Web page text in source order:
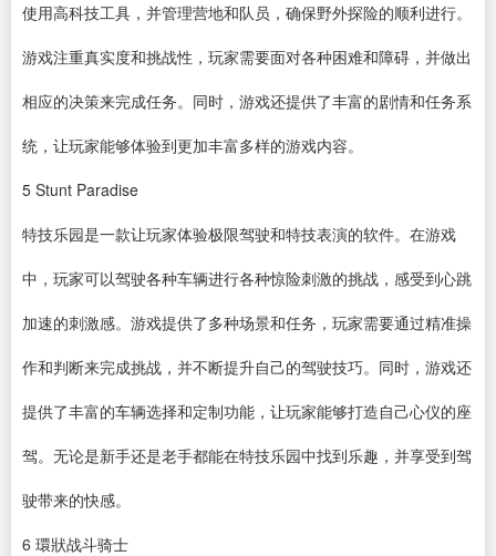
使用高科技工具，并管理营地和队员，确保野外探险的顺利进行。
游戏注重真实度和挑战性，玩家需要面对各种困难和障碍，并做出
相应的决策来完成任务。同时，游戏还提供了丰富的剧情和任务系
统，让玩家能够体验到更加丰富多样的游戏内容。
5 Stunt Paradise
特技乐园是一款让玩家体验极限驾驶和特技表演的软件。在游戏
中，玩家可以驾驶各种车辆进行各种惊险刺激的挑战，感受到心跳
加速的刺激感。游戏提供了多种场景和任务，玩家需要通过精准操
作和判断来完成挑战，并不断提升自己的驾驶技巧。同时，游戏还
提供了丰富的车辆选择和定制功能，让玩家能够打造自己心仪的座
驾。无论是新手还是老手都能在特技乐园中找到乐趣，并享受到驾
驶带来的快感。
6 環狀战斗骑士